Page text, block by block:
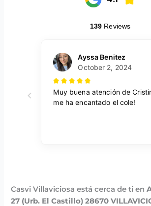
Casvi Villaviciosa está cerca de ti en
27 (Urb. El Castillo) 28670